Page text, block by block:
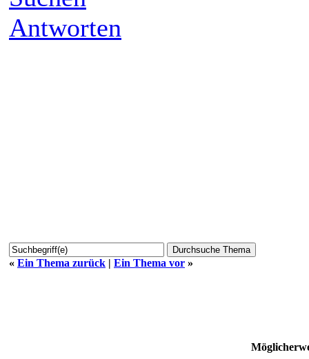
Antworten
« Ein Thema zurück | Ein Thema vor »